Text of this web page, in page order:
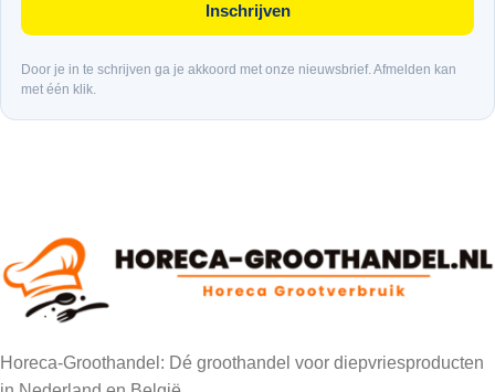
Inschrijven
Door je in te schrijven ga je akkoord met onze nieuwsbrief. Afmelden kan
met één klik.
Horeca-Groothandel: Dé groothandel voor diepvriesproducten